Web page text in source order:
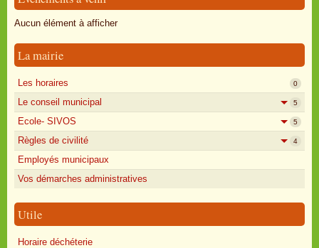
Oisly autrefois
Annonces
Aucun élément à afficher
La mairie
Les horaires 0
Le conseil municipal 5
Ecole- SIVOS 5
Règles de civilité 4
Employés municipaux
Vos démarches administratives
Utile
Horaire déchéterie